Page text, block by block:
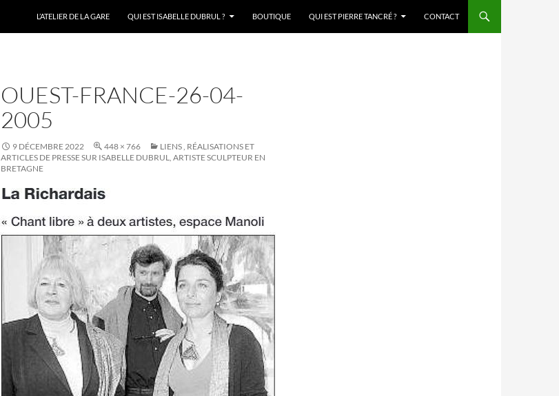
L’ATELIER DE LA GARE QUI EST ISABELLE DUBRUL ? BOUTIQUE QUI EST PIERRE TANCRÉ ? CONTACT
OUEST-FRANCE-26-04-
2005
9 DÉCEMBRE 2022 448 × 766
LIENS , RÉALISATIONS ET
ARTICLES DE PRESSE SUR ISABELLE DUBRUL, ARTISTE SCULPTEUR EN
BRETAGNE